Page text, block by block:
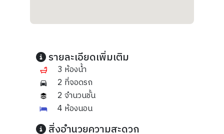
รายละเอียดเพิ่มเติม
3 ห้องน้ำ
2 ที่จอดรถ
2 จำนวนชั้น
4 ห้องนอน
สิ่งอำนวยความสะดวก